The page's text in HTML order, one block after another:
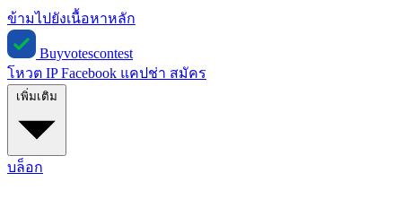
ข้ามไปยังเนื้อหาหลัก
Buyvotescontest
โหวต IPFacebook แคปช่า สมัคร
บล็อก